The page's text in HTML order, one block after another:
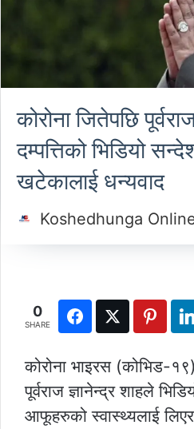
कोरोना जितेपछि
दम्पत्तिको भिडियो
खटेकालाई धन्यवाद
Koshedhunga
0
SHARE
कोरोना भाइरस (कोभिड-
पूर्वराज ज्ञानेन्द्र शाहले
आफूहरुको स्वास्थ्यलाई लिएर